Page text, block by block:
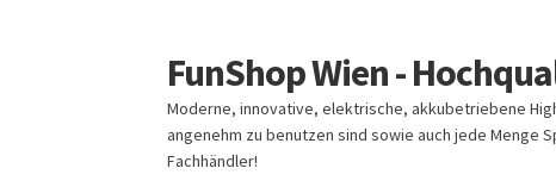
Zur
Navigation
springen
Zum
Inhalt
springen
FunShop Wien -
Moderne, innovative, elektrische, akkubetriebene
angenehm zu benutzen sind sowie auch jede Menge
Fachhändler!